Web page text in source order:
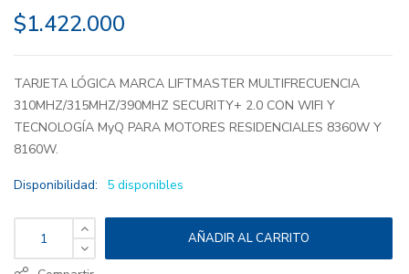
$1.422.000
TARJETA LÓGICA MARCA LIFTMASTER MULTIFRECUENCIA
310MHZ/315MHZ/390MHZ SECURITY+ 2.0 CON WIFI Y
TECNOLOGÍA MyQ PARA MOTORES RESIDENCIALES 8360W Y
8160W.
Disponibilidad: 5 disponibles
TARJETA LÓGICA MARCA LIFTMASTER 050DCTWF cantidad
AÑADIR AL CARRITO